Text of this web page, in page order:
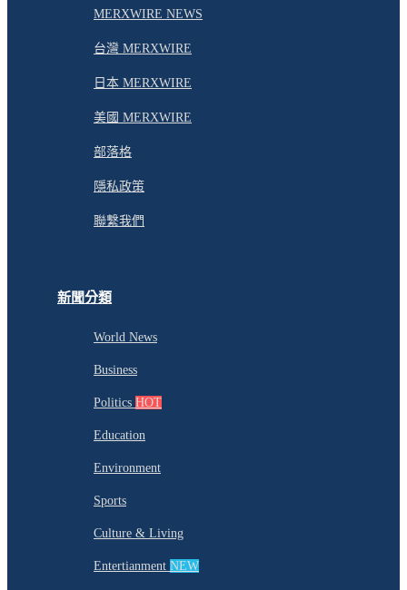
MERXWIRE NEWS
台灣 MERXWIRE
日本 MERXWIRE
美國 MERXWIRE
部落格
隱私政策
聯繫我們
新聞分類
World News
Business
Politics HOT
Education
Environment
Sports
Culture & Living
Entertianment NEW